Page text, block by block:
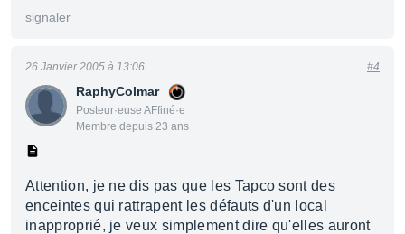
signaler
RaphyColmar
Posteur·euse AFfiné·e
Membre depuis 23 ans
26 Janvier 2005 à 13:06 #4
Attention, je ne dis pas que les Tapco sont des
enceintes qui rattrapent les défauts d'un local
inapproprié, je veux simplement dire qu'elles auront